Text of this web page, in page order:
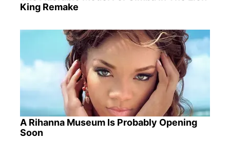
King Remake
A Rihanna Museum Is Probably Opening
Soon